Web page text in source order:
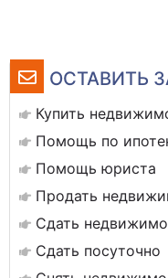
ОСТАВИТЬ
Купить
Помощь по
Помощь юриста
Продать
Сдать
Сдать посуточно